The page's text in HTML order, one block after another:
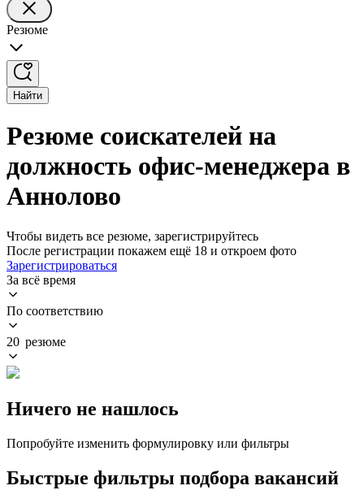
Резюме
Найти
Резюме соискателей на
должность офис-менеджера в
Аннолово
Чтобы видеть все резюме, зарегистрируйтесь
После регистрации покажем ещё 18 и откроем фото
Зарегистрироваться
За всё время
По соответствию
20 резюме
Ничего не нашлось
Попробуйте изменить формулировку или фильтры
Быстрые фильтры подбора вакансий